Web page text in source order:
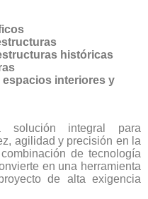
históricas
espacios interiores y
integral para
agilidad y precisión en la
de tecnología
en una herramienta
de alta exigencia